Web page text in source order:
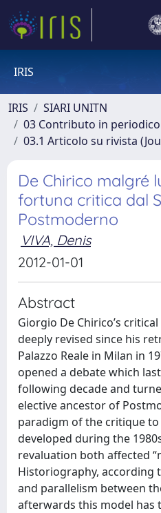
IRIS
IRIS
SIARI UNITN
03 Contributo in
03.1 Articolo su rivista
De Chirico malgré
fortuna critica dal
Postmoderno
VIVA, Denis
2012-01-01
Abstract
Giorgio De Chirico’s
deeply revised since his
Palazzo Reale in Milan in
opened a debate which
following decade and
elective ancestor of
paradigm of the critique
developed during the
revaluation both affected
Historiography, according
and parallelism between
afterwards this model has